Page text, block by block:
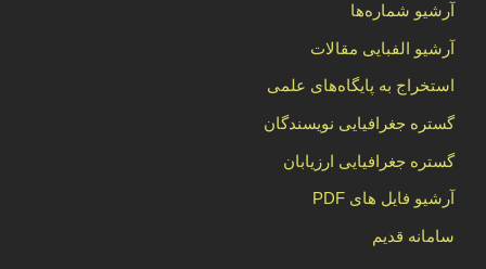
آرشیو شماره‌ها
آرشیو الفبایی مقالات
استخراج به پایگاه‌های علمی
گستره جغرافیایی نویسندگان
گستره جغرافیایی ارزیابان
آرشیو فایل های PDF
سامانه قدیم